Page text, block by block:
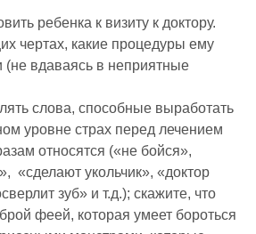
ребенка к визиту к доктору.
чертах, какие процедуры ему
(не вдаваясь в неприятные
слова, способные выработать
уровне страх перед лечением
относятся («не бойся»,
«сделают укольчик», «доктор
зуб» и т.д.); скажите, что
феей, которая умеет бороться